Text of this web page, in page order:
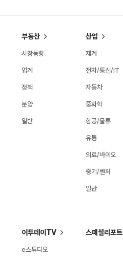
부동산
시장동향
업계
정책
분양
일반
산업
재계
전자/통신/IT
자동차
중화학
항공/물류
유통
의료/바이오
중기/벤처
일반
이투데이TV
e스튜디오
스페셜리포트